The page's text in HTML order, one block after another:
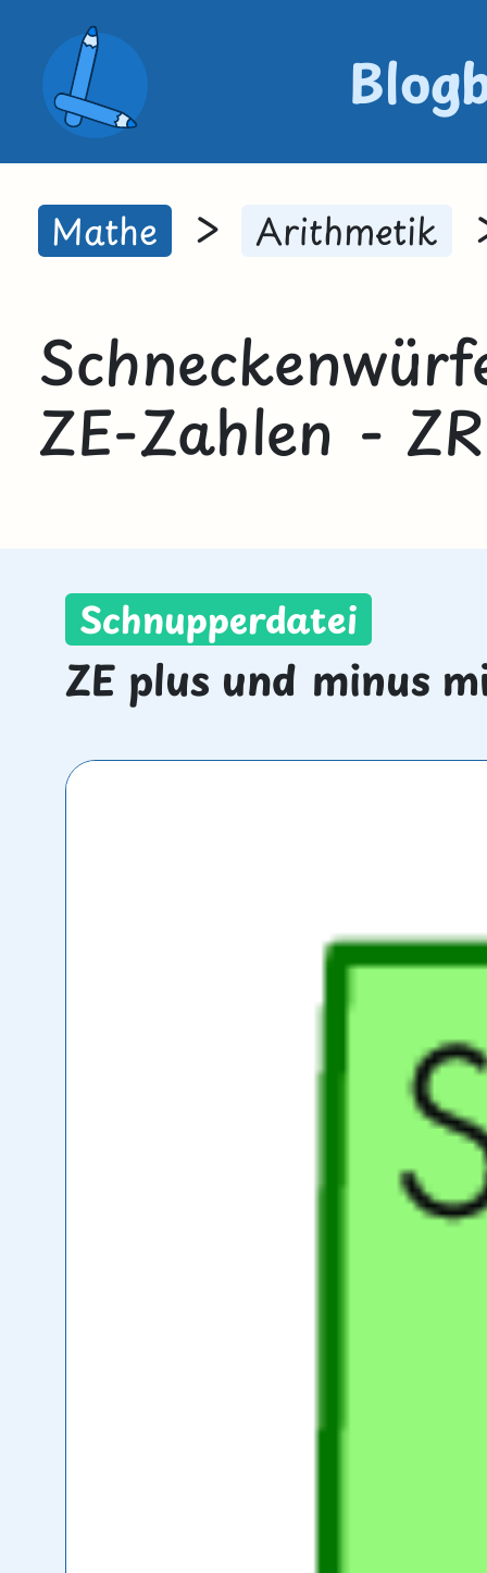
Mathe > Arithmetik
ZE-Zahlen -
Schnupperdatei
ZE plus und minus